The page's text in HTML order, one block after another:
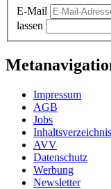
E-Mail
lassen
Impressum
AGB
Jobs
Inhaltsverzeichnis
AVV
Datenschutz
Werbung
Newsletter